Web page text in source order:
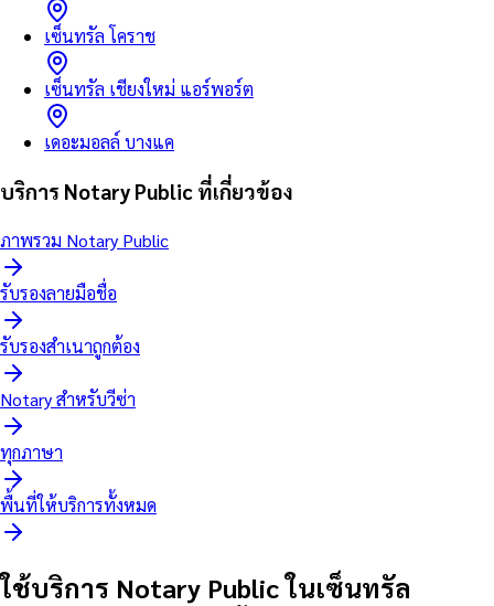
เซ็นทรัล โคราช
เซ็นทรัล เชียงใหม่ แอร์พอร์ต
เดอะมอลล์ บางแค
บริการ Notary Public ที่เกี่ยวข้อง
ภาพรวม Notary Public
รับรองลายมือชื่อ
รับรองสำเนาถูกต้อง
Notary สำหรับวีซ่า
ทุกภาษา
พื้นที่ให้บริการทั้งหมด
ใช้บริการ Notary Public ในเซ็นทรัล